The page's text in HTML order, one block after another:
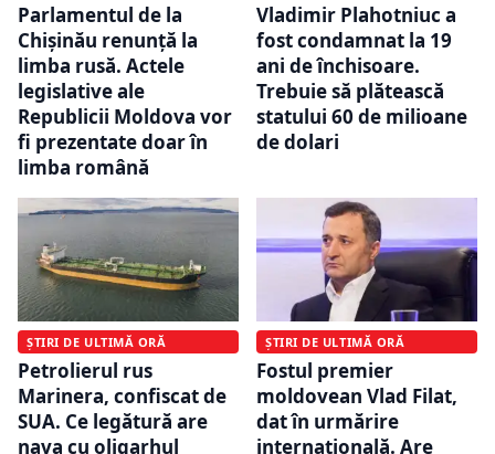
Parlamentul de la
Chișinău renunță la
limba rusă. Actele
legislative ale
Republicii Moldova vor
fi prezentate doar în
limba română
Vladimir Plahotniuc a
fost condamnat la 19
ani de închisoare.
Trebuie să plătească
statului 60 de milioane
de dolari
ȘTIRI DE ULTIMĂ ORĂ
Petrolierul rus
Marinera, confiscat de
SUA. Ce legătură are
nava cu oligarhul
ȘTIRI DE ULTIMĂ ORĂ
Fostul premier
moldovean Vlad Filat,
dat în urmărire
internațională. Are